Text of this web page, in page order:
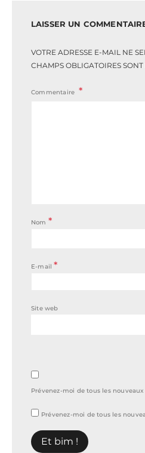
LAISSER UN
VOTRE ADRESSE E-MAIL NE
CHAMPS OBLIGATOIRES
Commentaire
Nom *
E-mail*
Site web
Prévenez-moi de tous les
Prévenez-moi de tous les